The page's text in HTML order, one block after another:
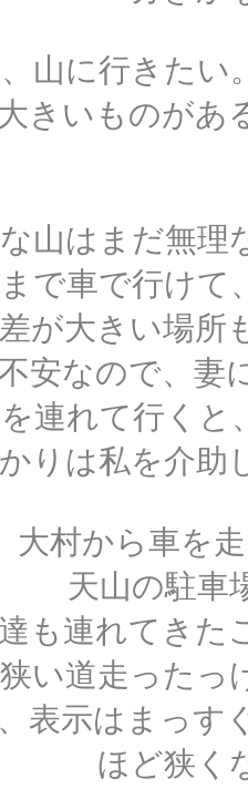
山に行きたい
きいものがあ
山はまだ無理
で車で行けて
が大きい場所
安なので、妻
連れて行くと
かりは私を介助
大村から車を
天山の駐車
も連れてきた
い道走ったっ
表示はまっす
ほど狭く